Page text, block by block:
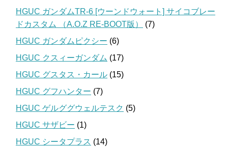
HGUC ガンダムTR-6 [ウーンドウォート] サイコブレー
ドカスタム （A.O.Z RE-BOOT版）
(7)
HGUC ガンダムピクシー (6)
HGUC クスィーガンダム (17)
HGUC グスタス・カール (15)
HGUC グフハンター (7)
HGUC ゲルググウェルテスク (5)
HGUC サザビー (1)
HGUC シータプラス (14)